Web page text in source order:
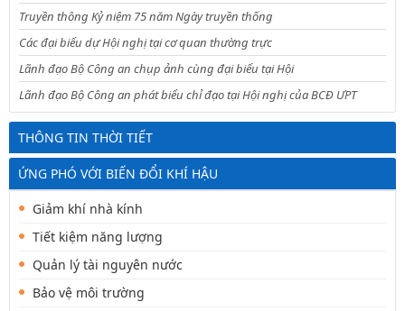
Truyền thông Kỷ niệm 75 năm Ngày truyền thống
Các đại biểu dự Hội nghị tại cơ quan thường trực
Lãnh đạo Bộ Công an chụp ảnh cùng đại biểu tại Hội
Lãnh đạo Bộ Công an phát biểu chỉ đạo tại Hội nghị của BCĐ ƯPT
THÔNG TIN THỜI TIẾT
ỨNG PHÓ VỚI BIẾN ĐỔI KHÍ HẬU
Giảm khí nhà kính
Tiết kiệm năng lượng
Quản lý tài nguyên nước
Bảo vệ môi trường